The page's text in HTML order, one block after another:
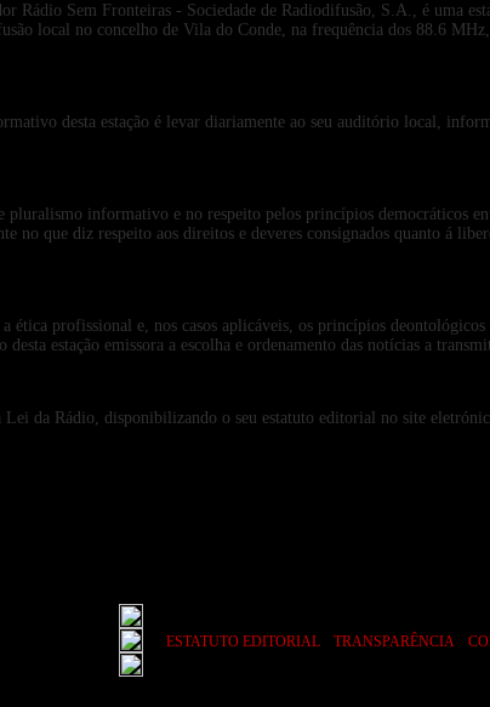
Rádio Sem Fronteiras - Sociedade de Radiodifusão, S.A., é uma
local no concelho de Vila do Conde, na frequência dos 88.6 MHz,
desta estação é levar diariamente ao seu auditório local,
pluralismo informativo e no respeito pelos princípios democráticos
no que diz respeito aos direitos e deveres consignados quanto á
profissional e, nos casos aplicáveis, os princípios deontológicos
estação emissora a escolha e ordenamento das notícias a
da Rádio, disponibilizando o seu estatuto editorial no site
ESTATUTO EDITORIAL TRANSPARÊNCIA